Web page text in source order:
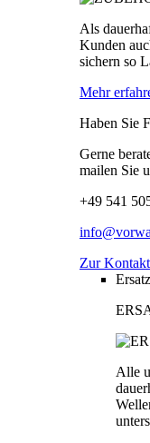
Als
Kunden
sichern so
Mehr
Haben Sie
Gerne
mailen Sie
+49 541
Zur
Alle